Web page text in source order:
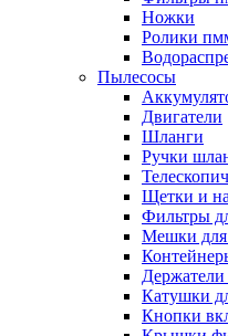
Ножки
Ролики
Пылесосы
Двигатели
Шланги
Ручки
Щетки и
Фильтры
Мешки для
Катушки
Кнопки